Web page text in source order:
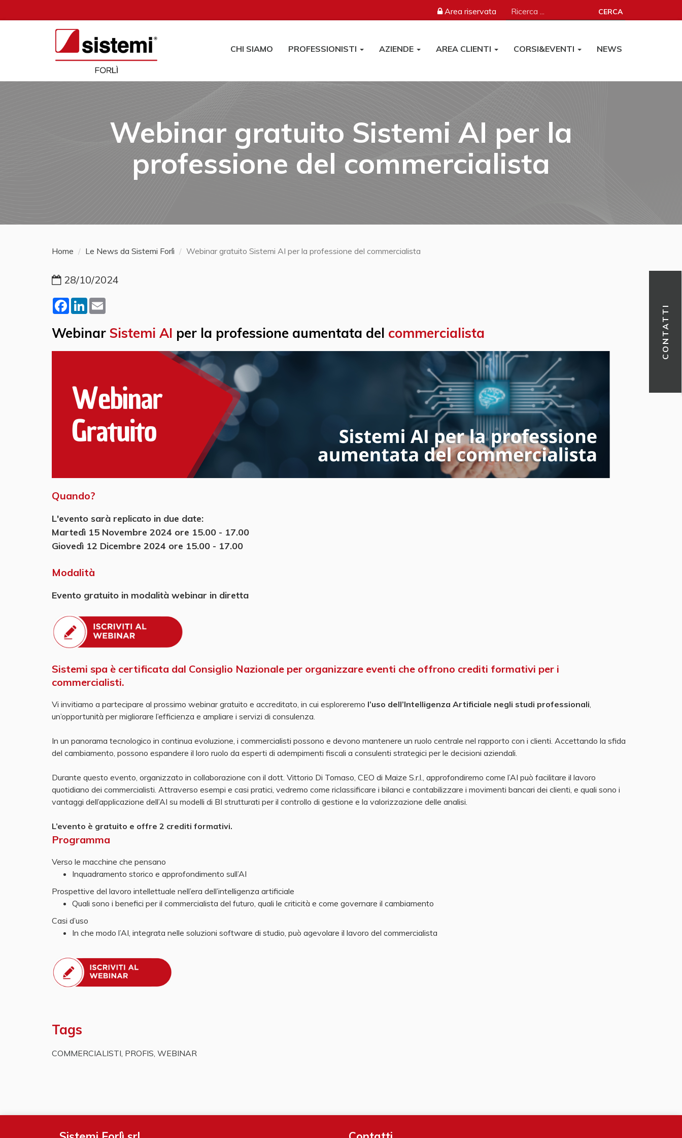
CONTATTI
Area riservata CERCA
CHI SIAMO PROFESSIONISTI AZIENDE AREA CLIENTI CORSI&EVENTI NEWS
Webinar gratuito Sistemi AI per la
professione del commercialista
Home Le News da Sistemi Forlì Webinar gratuito Sistemi AI per la professione del commercialista
28/10/2024
Facebook
LinkedIn
Webinar Sistemi AI per la professione aumentata del commercialista
Quando?
L'evento sarà replicato in due date:
Martedì 15 Novembre 2024 ore 15.00 - 17.00
Giovedì 12 Dicembre 2024 ore 15.00 - 17.00
Modalità
Evento gratuito in modalità webinar in diretta
Sistemi spa è certificata dal Consiglio Nazionale per organizzare eventi che offrono crediti formativi per i
commercialisti.
Vi invitiamo a partecipare al prossimo webinar gratuito e accreditato, in cui esploreremo l’uso dell’Intelligenza Artificiale negli studi professionali,
un’opportunità per migliorare l’efficienza e ampliare i servizi di consulenza.
In un panorama tecnologico in continua evoluzione, i commercialisti possono e devono mantenere un ruolo centrale nel rapporto con i clienti. Accettando la sfida
del cambiamento, possono espandere il loro ruolo da esperti di adempimenti fiscali a consulenti strategici per le decisioni aziendali.
Durante questo evento, organizzato in collaborazione con il dott. Vittorio Di Tomaso, CEO di Maize S.r.l., approfondiremo come l’AI può facilitare il lavoro
quotidiano dei commercialisti. Attraverso esempi e casi pratici, vedremo come riclassificare i bilanci e contabilizzare i movimenti bancari dei clienti, e quali sono i
vantaggi dell’applicazione dell’AI su modelli di BI strutturati per il controllo di gestione e la valorizzazione delle analisi.
L’evento è gratuito e offre 2 crediti formativi.
Programma
Verso le macchine che pensano
Inquadramento storico e approfondimento sull’AI
Prospettive del lavoro intellettuale nell’era dell’intelligenza artificiale
Quali sono i benefici per il commercialista del futuro, quali le criticità e come governare il cambiamento
Casi d’uso
In che modo l’AI, integrata nelle soluzioni software di studio, può agevolare il lavoro del commercialista
Tags
COMMERCIALISTI, PROFIS, WEBINAR